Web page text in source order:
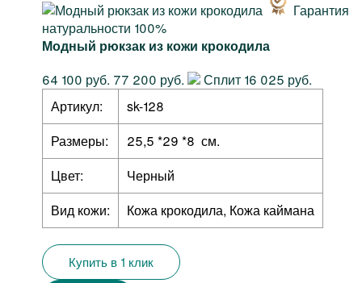
Гарантия
натуральности 100%
Модный рюкзак из кожи крокодила
64 100 руб. 77 200 руб.
Сплит 16 025 руб.
Артикул:
sk-128
Размеры:
25,5 *29 *8 см.
Цвет:
Черный
Вид кожи:
Кожа крокодила, Кожа каймана
Купить в 1 клик